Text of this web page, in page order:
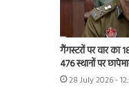
गैंगस्टरों पर वार का
476 स्थानों पर
28 July 2026 -